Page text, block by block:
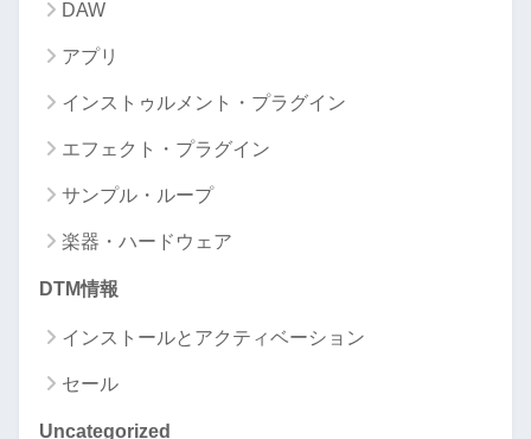
DAW
アプリ
インストゥルメント・プラグイン
エフェクト・プラグイン
サンプル・ループ
楽器・ハードウェア
DTM情報
インストールとアクティベーション
セール
Uncategorized